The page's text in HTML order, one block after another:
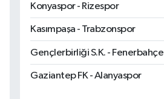
Konyaspor - Rizespor
Kasımpaşa - Trabzonspor
Gençlerbirliği S.K. - Fenerbahçe
Gaziantep FK - Alanyaspor